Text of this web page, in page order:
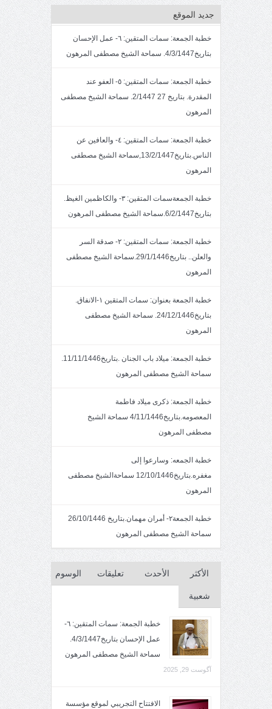
جديد الموقع
خطبة الجمعة: سمات المتقين: ٦- عمل الإحسان
بتاريخ4/3/1447. سماحة الشيخ مصطفى المرهون
خطبة الجمعة: سمات المتقين: ٥- العفو عند
المقدرة. بتاريخ 27 2/1447. سماحة الشيخ مصطفى
المرهون
خطبة الجمعة: سمات المتقين: ٤- والعافين عن
الناس.بتاريخ13/2/1447,سماحة الشيخ مصطفى
المرهون
خطبة الجمعةسمات المتقين: ٣- والكاظمين الغيظ.
بتاريخ6/2/1447.سماحة الشيخ مصطفى المرهون
خطبة الجمعة: سمات المتقين: ٢- صدقة السر
والعلن.. بتاريخ29/1/1446.سماحة الشيخ مصطفى
المرهون
خطبة الجمعة بعنوان: سمات المتقين ١-الانفاق.
بتاريخ24/12/1446. سماحة الشيخ مصطفى
المرهون
خطبة الجمعة: ميلاد باب الجنان .بتاريخ11/11/1446.
سماحة الشيخ مصطفى المرهون
خطبة الجمعة: ذكرى ميلاد فاطمة
المعصومه.بتاريخ4/11/1446 سماحة الشيخ
مصطفى المرهون
خطبة الجمعه: وسارعوا إلى
مغفره.بتاريخ12/10/1446 سماحةالشيخ مصطفى
المرهون
خطبة الجمعة٢- أمران مهمان.بتاريخ 26/10/1446
سماحة الشيخ مصطفى المرهون
الأكثر
شعبية
الأحدث تعليقات الوسوم
خطبة الجمعة: سمات المتقين: ٦-
عمل الإحسان بتاريخ4/3/1447.
سماحة الشيخ مصطفى المرهون
آگوست 29, 2025
الافتتاح التجريبي لموقع مؤسسة